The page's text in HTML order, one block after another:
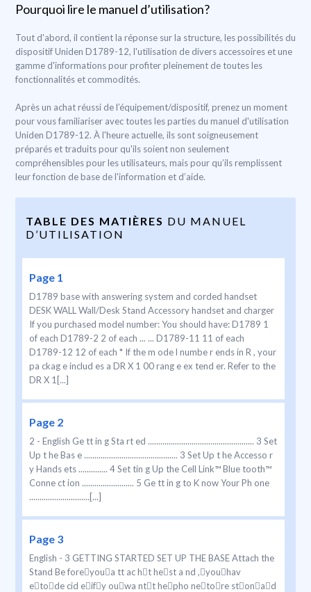
Pourquoi lire le manuel d’utilisation?
Tout d'abord, il contient la réponse sur la structure, les possibilités du
dispositif Uniden D1789-12, l'utilisation de divers accessoires et une
gamme d'informations pour profiter pleinement de toutes les
fonctionnalités et commodités.
Après un achat réussi de l’équipement/dispositif, prenez un moment
pour vous familiariser avec toutes les parties du manuel d'utilisation
Uniden D1789-12. À l'heure actuelle, ils sont soigneusement
préparés et traduits pour qu'ils soient non seulement
compréhensibles pour les utilisateurs, mais pour qu’ils remplissent
leur fonction de base de l'information et d’aide.
TABLE DES MATIÈRES DU MANUEL
D’UTILISATION
Page 1
D1789 base with answering system and corded handset
DESK WALL Wall/Desk Stand Accessory handset and charger
If you purchased model number: You should have: D1789 1
of each D1789-2 2 of each ... ... D1789-11 11 of each
D1789-12 12 of each * If the m ode l numbe r ends in R , your
pa ckag e includ es a DR X 1 00 rang e ex tend er. Refer to the
DR X 1[...]
Page 2
2 - English Ge tt in g Sta rt ed ................................................... 3 Set
Up t he Bas e ............................................. 3 Set Up t he Accesso r
y Hands ets .............. 4 Set tin g Up the Cell Link™ Blue tooth™
Conne ct ion ......................... 5 Ge tt in g to K now Your Ph one
.............................[...]
Page 3
English - 3 GETTING STARTED SET UP THE BASE Attach the
Stand Be foreyoua tt ac ht hest a nd ,youhav
etode cid eify ouwa ntt hepho netore stonad